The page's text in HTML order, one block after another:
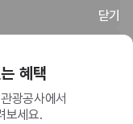
닫기
혜택
광공사에서
보세요.